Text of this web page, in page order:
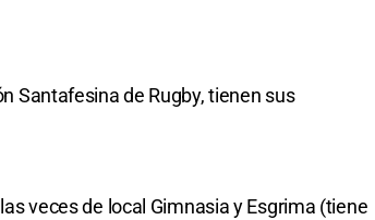
Santafesina de Rugby, tienen sus
veces de local Gimnasia y Esgrima (tiene